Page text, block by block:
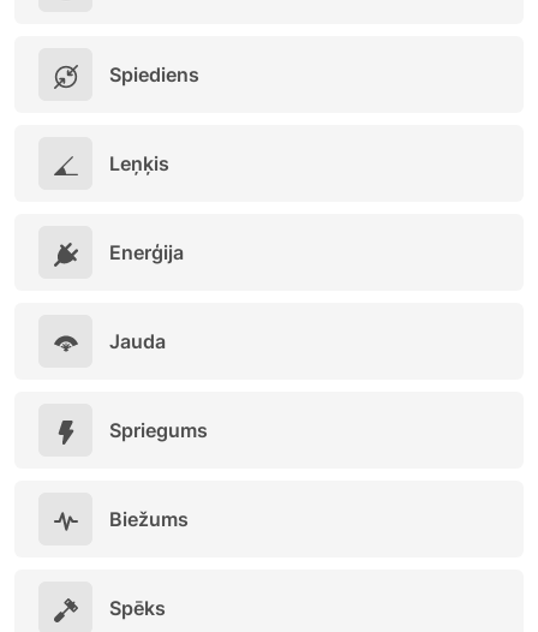
Spiediens
Leņķis
Enerģija
Jauda
Spriegums
Biežums
Spēks